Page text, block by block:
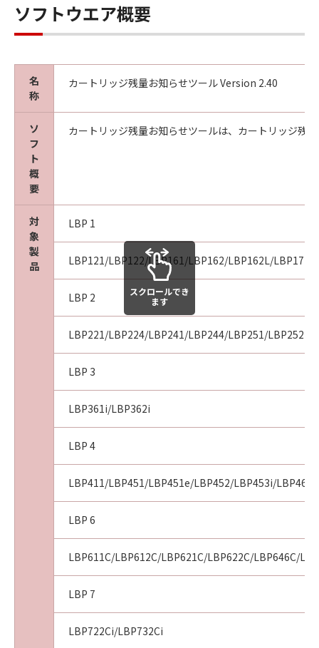
ソフトウエア概要
名
称
カートリッジ残量お知らせツール Version 2.40
ソ
フ
ト
概
要
カートリッジ残量お知らせツールは、カートリッジ残
対
象
製
品
LBP 1
LBP121/LBP122/LBP161/LBP162/LBP162L/LBP171/
LBP 2
LBP221/LBP224/LBP241/LBP244/LBP251/LBP252
LBP 3
LBP361i/LBP362i
LBP 4
LBP411/LBP451/LBP451e/LBP452/LBP453i/
LBP 6
LBP611C/LBP612C/LBP621C/LBP622C/LBP646C/
LBP 7
LBP722Ci/LBP732Ci
スクロールでき
ます